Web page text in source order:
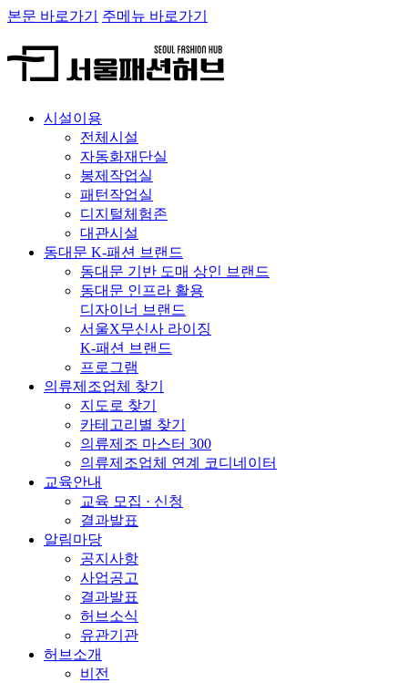
본문 바로가기 주메뉴 바로가기
시설이용
전체시설
자동화재단실
봉제작업실
패턴작업실
디지털체험존
대관시설
동대문 K-패션 브랜드
동대문 기반 도매 상인 브랜드
동대문 인프라 활용
디자이너 브랜드
서울X무신사 라이징
K-패션 브랜드
프로그램
의류제조업체 찾기
지도로 찾기
카테고리별 찾기
의류제조 마스터 300
의류제조업체 연계 코디네이터
교육안내
교육 모집 · 신청
결과발표
알림마당
공지사항
사업공고
결과발표
허브소식
유관기관
허브소개
비전